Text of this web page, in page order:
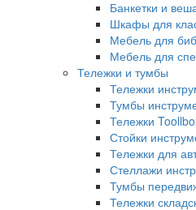
Банкетки и
Шкафы для
Мебель для
Мебель для
Тележки и тумбы
Тележки
Тумбы
Тележки
Стойки
Тележки для
Стеллажи
Тумбы
Тележки